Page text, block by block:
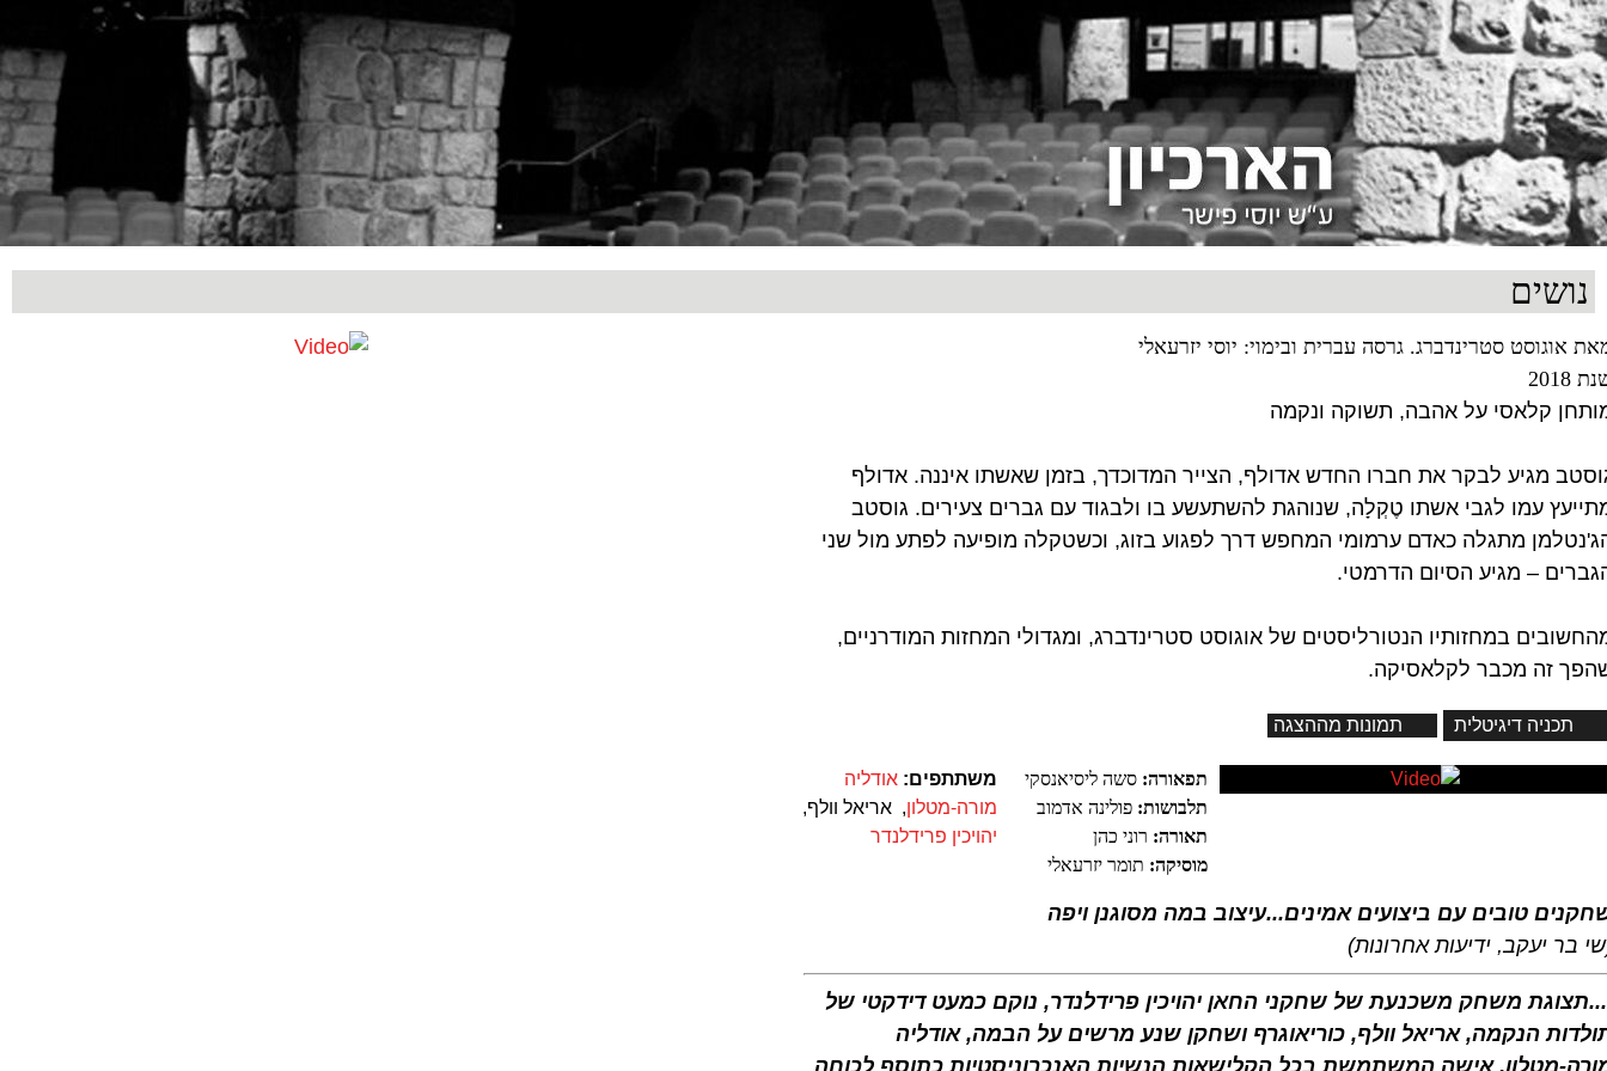
נושים
אוגוסט סטרינדברג. גרסה עברית ובימוי: יוסי יזרעאלי
2018
קלאסי על אהבה, תשוקה ונקמה
מגיע לבקר את חברו החדש אדולף, הצייר המדוכדך, בזמן שאשתו איננה. אדולף
עמו לגבי אשתו טֶקְלָה, שנוהגת להשתעשע בו ולבגוד עם גברים צעירים. גוסטב
מתגלה כאדם ערמומי המחפש דרך לפגוע בזוג, וכשטקלה מופיעה לפתע מול שני
– מגיע הסיום הדרמטי.
במחזותיו הנטורליסטים של אוגוסט סטרינדברג, ומגדולי המחזות המודרניים,
זה מכבר לקלאסיקה.
תכניה דיגיטלית תמונות מההצגה
משתתפים:אודליה
מורה-מטלון, אריאל וולף,
יהויכין פרידלנדר
תפאורה: סשה ליסיאנסקי
תלבושות: פולינה אדמוב
תאורה: רוני כהן
מוסיקה: תומר יזרעאלי
טובים עם ביצועים אמינים...עיצוב במה מסוגנן ויפה
בר יעקב, ידיעות אחרונות)
...תצוגת משחק משכנעת של שחקני החאן יהויכין פרידלנדר, נוקם כמעט דידקטי של
הנקמה, אריאל וולף, כוריאוגרף ושחקן שנע מרשים על הבמה, אודליה
מטלון, אישה המשתמשת בכל הקלישאות הנשיות האנכרוניסטיות כתוסף לכוחה